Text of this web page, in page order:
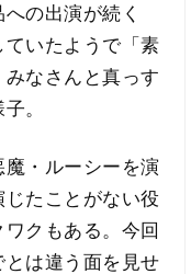
の出演が続く
いたようで「素
なさんと真っす
。
・ルーシーを演
たことがない役
クもある。今回
は違う面を見せ